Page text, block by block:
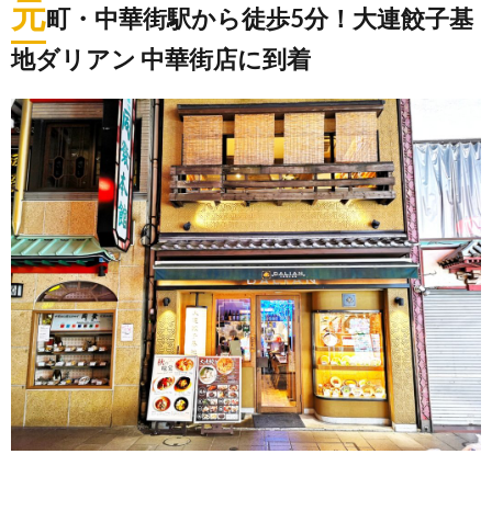
元町・中華街駅から徒歩5分！大連餃子基
地ダリアン 中華街店に到着